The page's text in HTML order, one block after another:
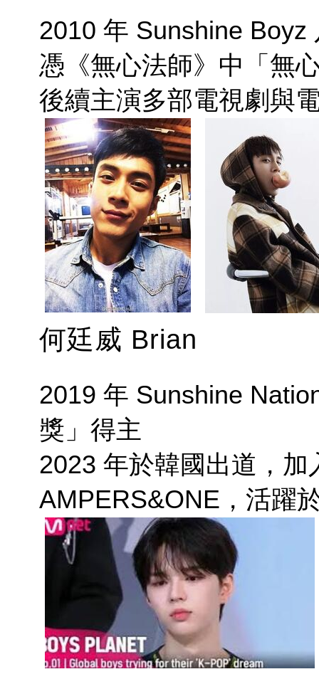
2010 年 Sunshine Boyz
憑《無心法師》中「無
後續主演多部電視劇與
何廷威 Brian
2019 年 Sunshine
獎」得主
2023 年於韓國出道，加
AMPERS&ONE，活躍